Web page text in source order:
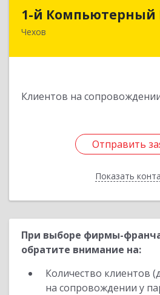
1-й Компьютерный
Чехов
Клиентов на
Отправить
Показать
1-й
142306, Московская обл,
Отправить
Назад
При выборе фирмы-
обратите внимание на:
Количество клиентов
на сопровождении у